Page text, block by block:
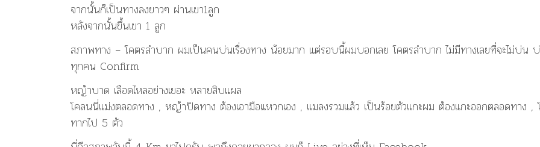
จากนั้นก็เป็นทางลงยาวๆ ผ่านเขา1ลูก
หลังจากนั้นขึ้นเขา 1 ลูก
สภาพทาง – โคตรลำบาก ผมเป็นคนบ่นเรื่องทาง น้อยมาก แต่รอบนี้ผมบอกเลย โคตรลำบาก ไม่มีทางเลยที่จะไม่บ่น
ทุกคน Confirm
หญ้าบาด เลือดไหลอย่างเยอะ หลายสิบแผล
โคลนนี่แม่งตลอดทาง , หญ้าปิดทาง ต้องเอามือแหวกเอง , แมลงรวมแล้ว เป็นร้อยตัวแกะผม ต้องแกะออกตลอดทาง ,
ทากไป 5 ตัว